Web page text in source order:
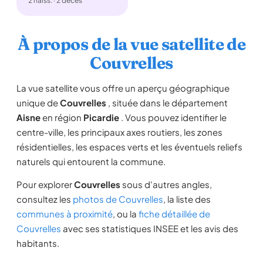
À propos de la vue satellite de
Couvrelles
La vue satellite vous offre un aperçu géographique
unique deCouvrelles , située dans le département
Aisneen région Picardie . Vous pouvez identifier le
centre-ville, les principaux axes routiers, les zones
résidentielles, les espaces verts et les éventuels reliefs
naturels qui entourent la commune.
Pour explorerCouvrelles sous d'autres angles,
consultez les photos de Couvrelles, la liste des
communes à proximité, ou la fiche détaillée de
Couvrelles avec ses statistiques INSEE et les avis des
habitants.